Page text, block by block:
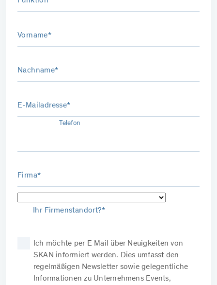
Vorname*
Nachname*
E-Mailadresse*
Telefon
Firma*
Ihr Firmenstandort?*
Ich möchte per E Mail über Neuigkeiten von
SKAN informiert werden. Dies umfasst den
regelmäßigen Newsletter sowie gelegentliche
Informationen zu Unternehmens Events,